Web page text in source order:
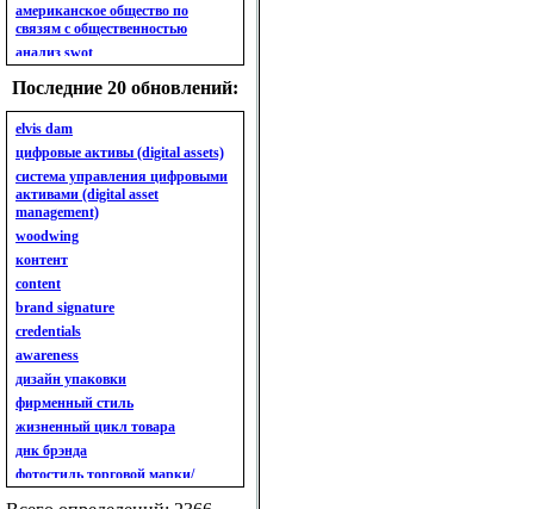
американское общество по
связям с общественностью
анализ swot
анализ бизнес-портфеля
анализ имиджа
анализ кластерный
анализ конкурентов
анализ кросс-культурных
особенностей
анализ мак кинси «7s»
анализ макросистемы
анализ маркетинговый
анализ рынка
анализ ситуационный
анализ экспертный
индивидуальный
анкета
ассортимент
ассортимент товарный.
планирование товарного
ассортимента
ассортимент. глубина
Последние 20 обновлений:
elvis dam
цифровые активы (digital assets)
система управления цифровыми
активами (digital asset
management)
woodwing
контент
content
brand signature
credentials
awareness
дизайн упаковки
фирменный стиль
жизненный цикл товара
днк брэнда
фотостиль торговой марки/
линейки продукции